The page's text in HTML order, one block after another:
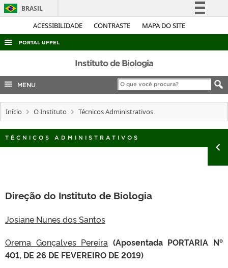
ACESSIBILIDADE CONTRASTE MAPA DO SITE
BRASIL
Simplifique!
Acesso à informação
Legislação
Canais
PORTAL UFPEL
ACESSO À INFORMAÇÃO
AUDITORIA
COBALTO
CONCURSOS
EDITAIS
INTERNACIONAL
TELEFONES
Instituto de Biologia
MENU
Início O Instituto Técnicos Administrativos
TÉCNICOS ADMINISTRATIVOS
Direção do Instituto de Biologia
Josiane Nunes dos Santos
Orema Gonçalves Pereira (Aposentada PORTARIA Nº
401, DE 26 DE FEVEREIRO DE 2019)